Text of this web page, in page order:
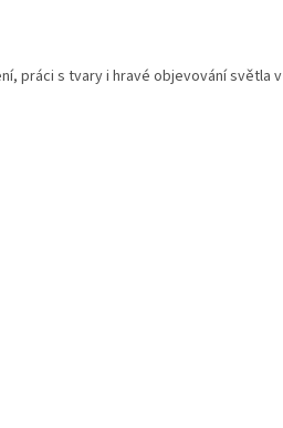
práci s tvary i hravé objevování světla v